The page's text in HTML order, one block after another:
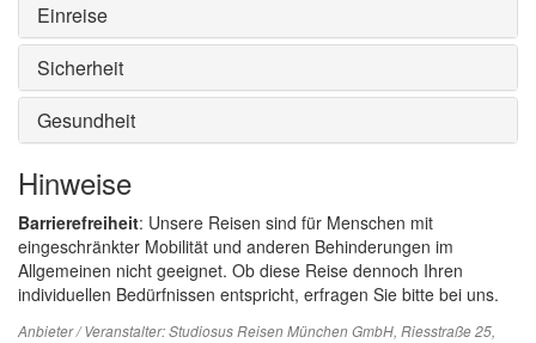
Einreise
Sicherheit
Gesundheit
Hinweise
Barrierefreiheit: Unsere Reisen sind für Menschen mit
eingeschränkter Mobilität und anderen Behinderungen im
Allgemeinen nicht geeignet. Ob diese Reise dennoch Ihren
individuellen Bedürfnissen entspricht, erfragen Sie bitte bei uns.
Anbieter / Veranstalter:Studiosus Reisen München GmbH, Riesstraße 25,